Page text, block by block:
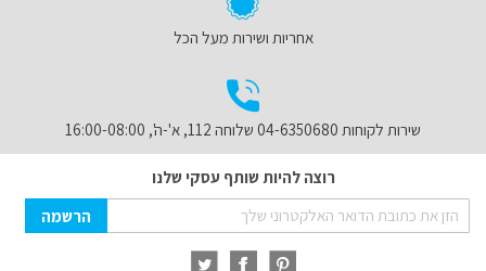
אחריות ושירות מעל הכל
שירות לקוחות 04-6350680 שלוחה 112, א'-ה', 16:00-08:00
רוצה להיות שותף עסקי שלנו
Sign
Up
הרשמה